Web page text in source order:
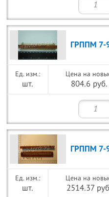
ГРППМ 7-
шт.
Цена на
804.6 руб.
ГРППМ 7-
шт.
Цена на
2514.37